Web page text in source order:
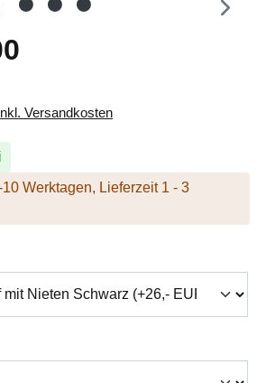
Versandkosten
Werktagen, Lieferzeit 1 - 3